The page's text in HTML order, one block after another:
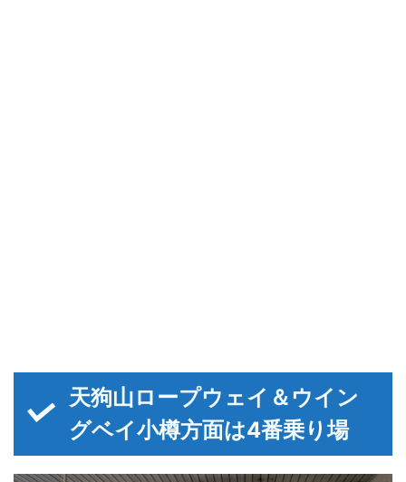
天狗山ロープウェイ＆ウイン
グベイ小樽方面は4番乗り場